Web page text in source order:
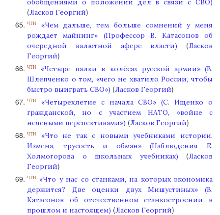
обобщениями о положении дел в связи с СВО)
(Ласков Георгий)
ЧТИ
«Чем дальше, тем больше сомнений у меня
рождает майнинг» (Профессор В. Катасонов об
очередной валютной афере власти)
(Ласков
Георгий)
ЧТИ
«Четыре палки в колёсах русской армии» (В.
Шлепченко о том, «чего не хватило России, чтобы
быстро выиграть СВО») (Ласков Георгий)
ЧТИ
«Четырехлетие с начала СВО» (С. Ищенко о
гражданской, но с участием НАТО, «войне с
неясными перспективами») (Ласков Георгий)
ЧТИ
«Что не так с новыми учебниками истории.
Измена, трусость и обман» (Наблюдения Е.
Холмогорова о школьных учебниках) (Ласков
Георгий)
ЧТИ
«Что у нас со станками, на которых экономика
держится? Две оценки двух Мишустиных» (В.
Катасонов об отечественном станкостроении в
прошлом и настоящем) (Ласков Георгий)